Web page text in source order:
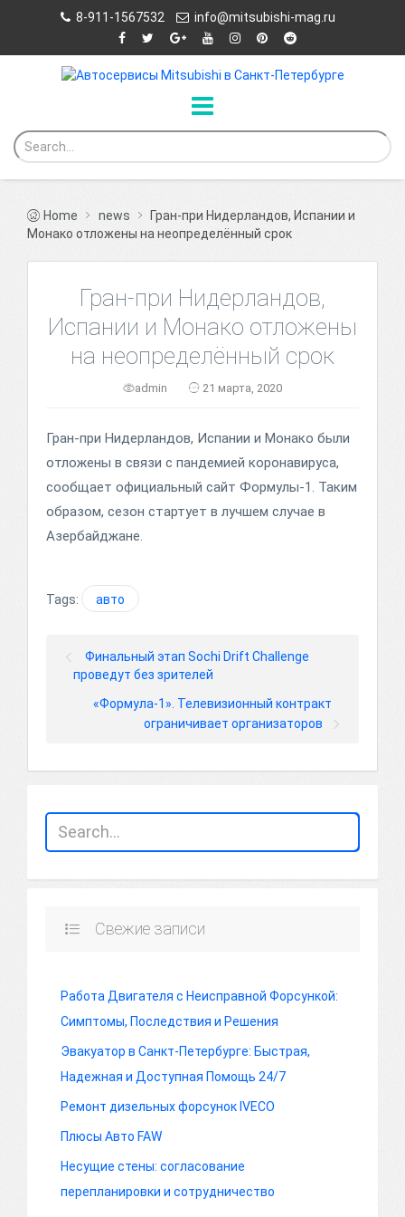
8-911-1567532 info@mitsubishi-mag.ru
Home news
Гран-при Нидерландов, Испании и
Монако отложены на неопределённый срок
Гран-при Нидерландов,
Испании и Монако отложены
на неопределённый срок
admin 21 марта, 2020
Гран-при Нидерландов, Испании и Монако были
отложены в связи с пандемией коронавируса,
сообщает официальный сайт Формулы-1. Таким
образом, сезон стартует в лучшем случае в
Азербайджане.
Tags: авто
Финальный этап Sochi Drift Challenge
проведут без зрителей
«Формула-1». Телевизионный контракт
ограничивает организаторов
Свежие записи
Работа Двигателя с Неисправной Форсункой:
Симптомы, Последствия и Решения
Эвакуатор в Санкт-Петербурге: Быстрая,
Надежная и Доступная Помощь 24/7
Ремонт дизельных форсунок IVECO
Плюсы Авто FAW
Несущие стены: согласование
перепланировки и сотрудничество